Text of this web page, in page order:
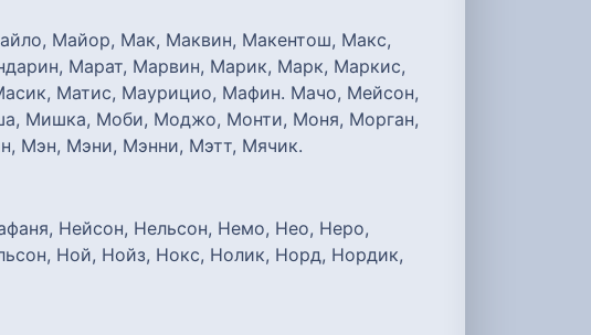
Майор, Мак, Маквин, Макентош, Макс,
Марат, Марвин, Марик, Марк, Маркис,
Матис, Маурицио, Мафин. Мачо, Мейсон,
Мишка, Моби, Моджо, Монти, Моня, Морган,
Мэн, Мэни, Мэнни, Мэтт, Мячик.
Нейсон, Нельсон, Немо, Нео, Неро,
Ной, Нойз, Нокс, Нолик, Норд, Нордик,